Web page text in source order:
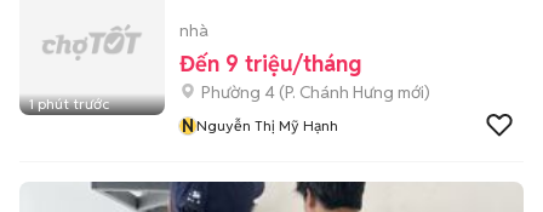
1 phút trước
nhà
Đến 9 triệu/tháng
Phường 4 (P. Chánh Hưng mới)
NNguyễn Thị Mỹ Hạnh